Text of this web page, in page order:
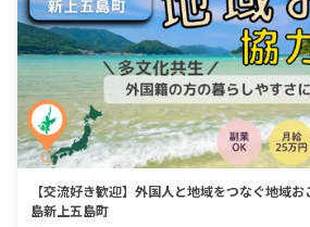
【交流好き歓迎】外国人と地域をつなぐ地域
島新上五島町